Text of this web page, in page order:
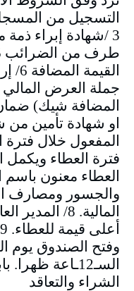
جملة العرض المالي
المضافة شيك)
او شهادة تأمين
المفعول خلال
العطاء معنون
المالية. 8/
السـ12ـاعة
الشراء والتعاقد